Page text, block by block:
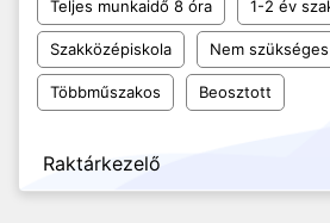
Teljes munkaidő 8 óra 1-2 év
Szakközépiskola Nem
Többműszakos Beosztott
Raktárkezelő